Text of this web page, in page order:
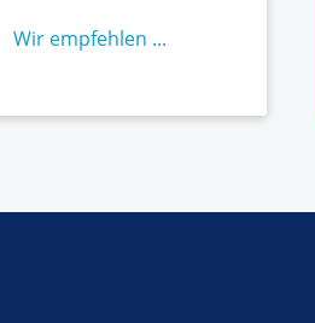
Wir empfehlen ...